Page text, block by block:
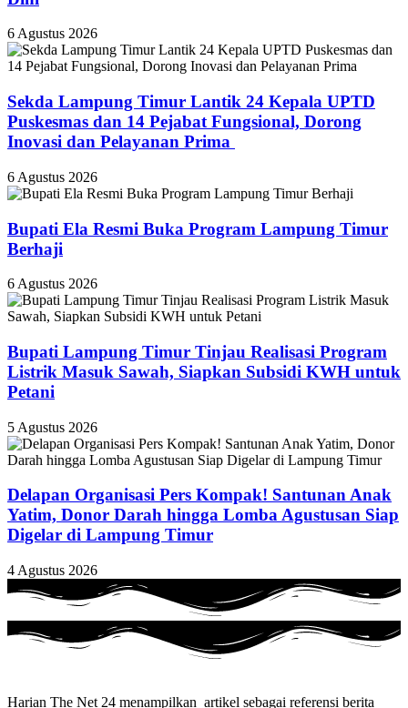
6 Agustus 2026
‎Sekda Lampung Timur Lantik 24 Kepala UPTD
Puskesmas dan 14 Pejabat Fungsional, Dorong
Inovasi dan Pelayanan Prima ‎
6 Agustus 2026
Bupati Ela Resmi Buka Program Lampung Timur
Berhaji
6 Agustus 2026
Bupati Lampung Timur Tinjau Realisasi Program
Listrik Masuk Sawah, Siapkan Subsidi KWH untuk
Petani
5 Agustus 2026
Delapan Organisasi Pers Kompak! Santunan Anak
Yatim, Donor Darah hingga Lomba Agustusan Siap
Digelar di Lampung Timur
4 Agustus 2026
Harian The Net 24 menampilkan artikel sebagai referensi berita